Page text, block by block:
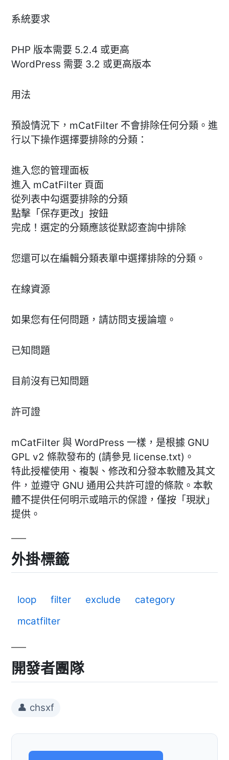
系統要求
PHP 版本需要 5.2.4 或更高
WordPress 需要 3.2 或更高版本
用法
預設情況下，mCatFilter 不會排除任何分類。進
行以下操作選擇要排除的分類：
進入您的管理面板
進入 mCatFilter 頁面
從列表中勾選要排除的分類
點擊「保存更改」按鈕
完成！選定的分類應該從默認查詢中排除
您還可以在編輯分類表單中選擇排除的分類。
在線資源
如果您有任何問題，請訪問支援論壇。
已知問題
目前沒有已知問題
許可證
mCatFilter 與 WordPress 一樣，是根據 GNU
GPL v2 條款發布的 (請參見 license.txt)。
特此授權使用、複製、修改和分發本軟體及其文
件，並遵守 GNU 通用公共許可證的條款。本軟
體不提供任何明示或暗示的保證，僅按「現狀」
提供。
外掛標籤
loop filter exclude
category
mcatfilter
開發者團隊
👤 chsxf